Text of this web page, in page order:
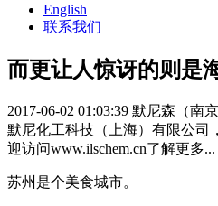
English
联系我们
而更让人惊讶的则是
2017-06-02 01:03:39 默尼森（南
默尼化工科技（上海）有限公司
迎访问www.ilschem.cn了解更多...
苏州是个美食城市。